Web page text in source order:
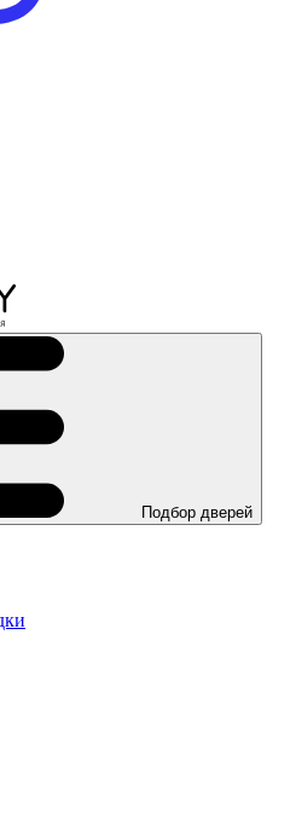
Подбор дверей